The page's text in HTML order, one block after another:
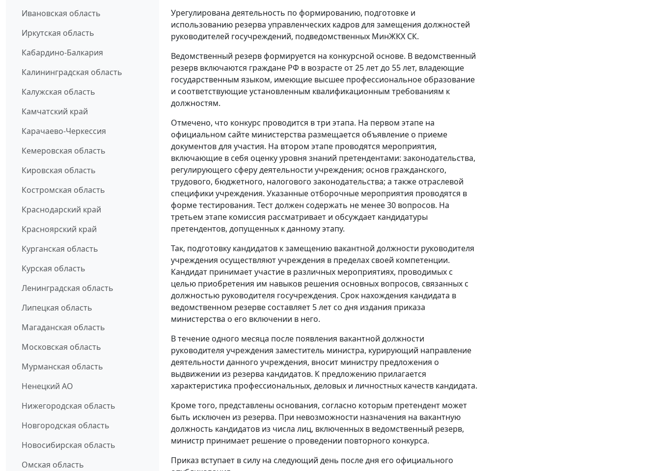
Ивановская область
Иркутская область
Кабардино-Балкария
Калининградская область
Калужская область
Камчатский край
Карачаево-Черкессия
Кемеровская область
Кировская область
Костромская область
Краснодарский край
Красноярский край
Курганская область
Курская область
Ленинградская область
Липецкая область
Магаданская область
Московская область
Мурманская область
Ненецкий АО
Нижегородская область
Новгородская область
Новосибирская область
Омская область
Урегулирована деятельность по формированию, подготовке и
использованию резерва управленческих кадров для замещения должностей
руководителей госучреждений, подведомственных МинЖКХ СК.
Ведомственный резерв формируется на конкурсной основе. В ведомственный
резерв включаются граждане РФ в возрасте от 25 лет до 55 лет, владеющие
государственным языком, имеющие высшее профессиональное образование
и соответствующие установленным квалификационным требованиям к
должностям.
Отмечено, что конкурс проводится в три этапа. На первом этапе на
официальном сайте министерства размещается объявление о приеме
документов для участия. На втором этапе проводятся мероприятия,
включающие в себя оценку уровня знаний претендентами: законодательства,
регулирующего сферу деятельности учреждения; основ гражданского,
трудового, бюджетного, налогового законодательства; а также отраслевой
специфики учреждения. Указанные отборочные мероприятия проводятся в
форме тестирования. Тест должен содержать не менее 30 вопросов. На
третьем этапе комиссия рассматривает и обсуждает кандидатуры
претендентов, допущенных к данному этапу.
Так, подготовку кандидатов к замещению вакантной должности руководителя
учреждения осуществляют учреждения в пределах своей компетенции.
Кандидат принимает участие в различных мероприятиях, проводимых с
целью приобретения им навыков решения основных вопросов, связанных с
должностью руководителя госучреждения. Срок нахождения кандидата в
ведомственном резерве составляет 5 лет со дня издания приказа
министерства о его включении в него.
В течение одного месяца после появления вакантной должности
руководителя учреждения заместитель министра, курирующий направление
деятельности данного учреждения, вносит министру предложения о
выдвижении из резерва кандидатов. К предложению прилагается
характеристика профессиональных, деловых и личностных качеств кандидата.
Кроме того, представлены основания, согласно которым претендент может
быть исключен из резерва. При невозможности назначения на вакантную
должность кандидатов из числа лиц, включенных в ведомственный резерв,
министр принимает решение о проведении повторного конкурса.
Приказ вступает в силу на следующий день после дня его официального